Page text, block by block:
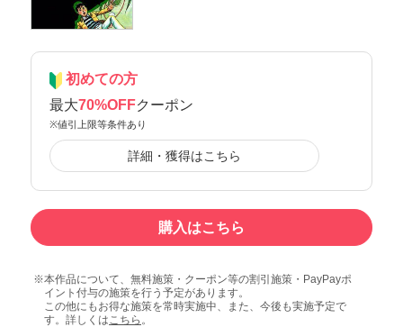
初めての方
最大70%OFFクーポン
※値引上限等条件あり
詳細・獲得はこちら
購入はこちら
本作品について、無料施策・クーポン等の割引施策・PayPayポ
イント付与の施策を行う予定があります。
この他にもお得な施策を常時実施中、また、今後も実施予定で
す。詳しくは こちら 。